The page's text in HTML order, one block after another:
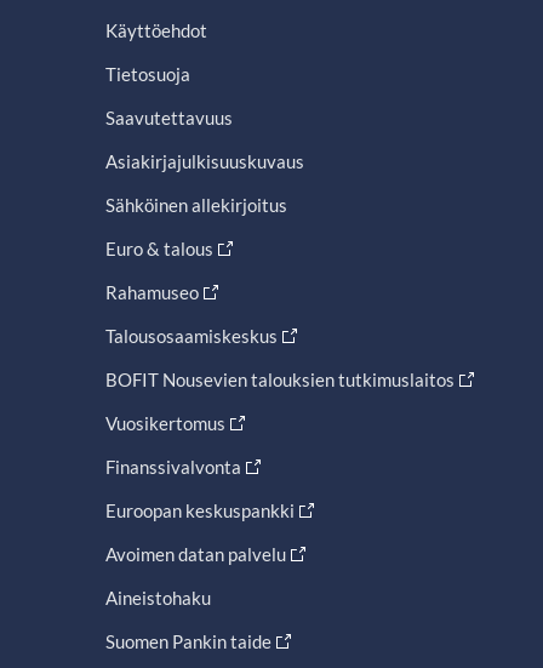
Käyttöehdot
Tietosuoja
Saavutettavuus
Asiakirjajulkisuuskuvaus
Sähköinen allekirjoitus
Euro & talous
Rahamuseo
Talousosaamiskeskus
BOFIT Nousevien talouksien tutkimuslaitos
Vuosikertomus
Finanssivalvonta
Euroopan keskuspankki
Avoimen datan palvelu
Aineistohaku
Suomen Pankin taide